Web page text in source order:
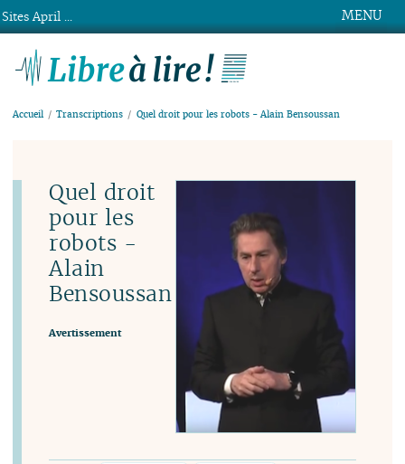
MENU
Accueil Transcriptions Quel droit pour les robots - Alain Bensoussan
Quel droit
pour les
robots -
Alain
Bensoussan
Avertissement
Sites April ...